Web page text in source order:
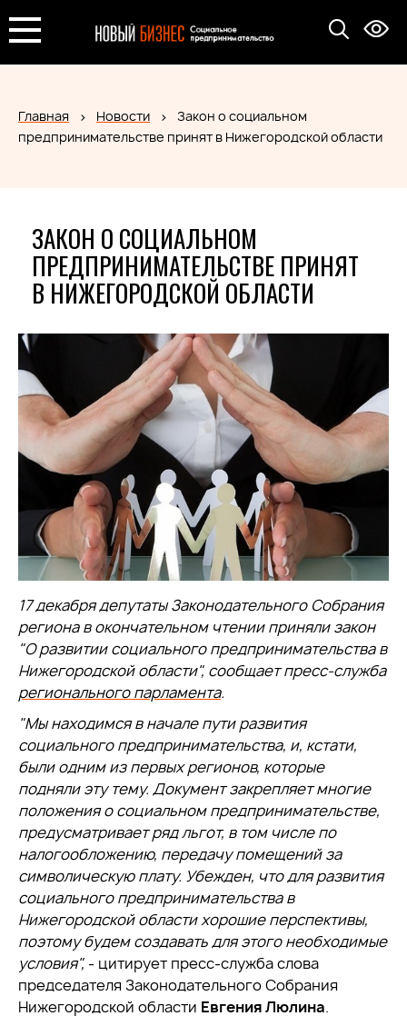
Главная Новости
Закон о социальном
предпринимательстве принят в Нижегородской области
ЗАКОН О СОЦИАЛЬНОМ
ПРЕДПРИНИМАТЕЛЬСТВЕ ПРИНЯТ
В НИЖЕГОРОДСКОЙ ОБЛАСТИ
17 декабря депутаты Законодательного Собрания
региона в окончательном чтении приняли закон
"О развитии социального предпринимательства в
Нижегородской области", сообщает пресс-служба
регионального парламента.
"Мы находимся в начале пути развития
социального предпринимательства, и, кстати,
были одним из первых регионов, которые
подняли эту тему. Документ закрепляет многие
положения о социальном предпринимательстве,
предусматривает ряд льгот, в том числе по
налогообложению, передачу помещений за
символическую плату. Убежден, что для развития
социального предпринимательства в
Нижегородской области хорошие перспективы,
поэтому будем создавать для этого необходимые
условия", - цитирует пресс-служба слова
председателя Законодательного Собрания
Нижегородской области Евгения Люлина.